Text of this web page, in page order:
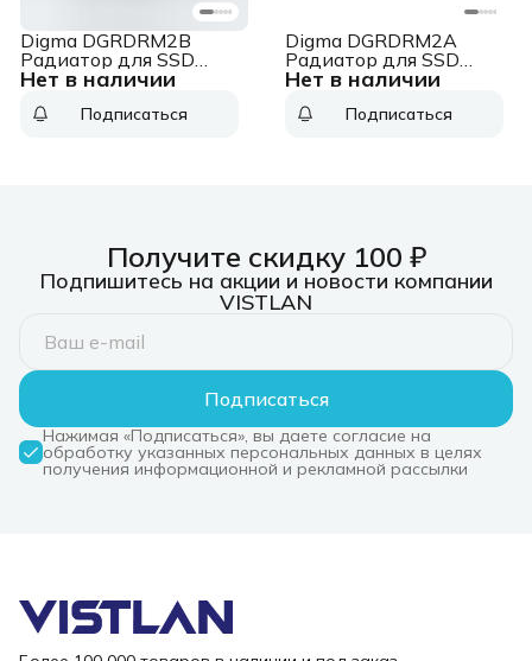
Нет в наличии
Digma DGRDRM2B
Радиатор для SSD
металл
Подписаться
Нет в наличии
Digma DGRDRM2A
Радиатор для SSD
металл
Подписаться
Получите скидку 100 ₽
Подпишитесь на акции и новости компании
VISTLAN
Подписаться
Нажимая «Подписаться», вы даете согласие на
обработку указанных персональных данных в целях
получения информационной и рекламной рассылки